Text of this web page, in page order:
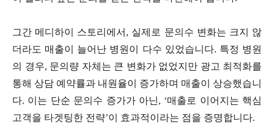
그간 메디하이 스토리에서, 실제로 문의수 변화는 크지 않
더라도 매출이 늘어난 병원이 다수 있었습니다. 특정 병원
의 경우, 문의량 자체는 큰 변화가 없었지만 광고 최적화를
통해 상담 예약률과 내원율이 증가하며 매출이 상승했습니
다. 이는 단순 문의수 증가가 아닌, ‘매출로 이어지는 핵심
고객을 타겟팅한 전략’이 효과적이라는 점을 증명합니다.